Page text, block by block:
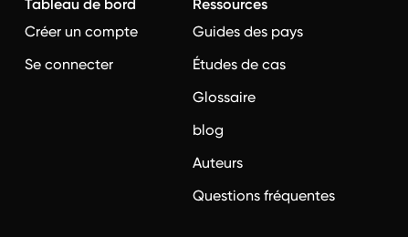
Tableau de bord
Créer un compte
Se connecter
Ressources
Guides des pays
Études de cas
Glossaire
blog
Auteurs
Questions fréquentes